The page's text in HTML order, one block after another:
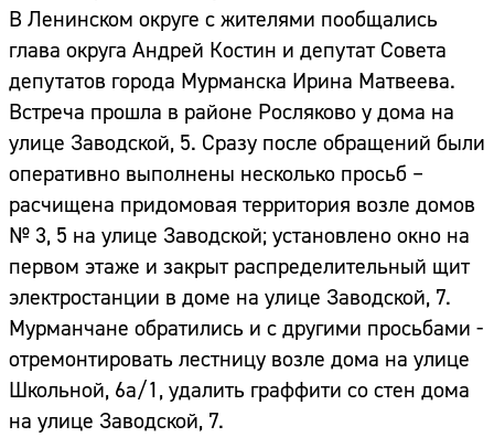
В Ленинском округе с жителями пообщались
глава округа Андрей Костин и депутат Совета
депутатов города Мурманска Ирина Матвеева.
Встреча прошла в районе Росляково у дома на
улице Заводской, 5. Сразу после обращений были
оперативно выполнены несколько просьб –
расчищена придомовая территория возле домов
№ 3, 5 на улице Заводской; установлено окно на
первом этаже и закрыт распределительный щит
электростанции в доме на улице Заводской, 7.
Мурманчане обратились и с другими просьбами -
отремонтировать лестницу возле дома на улице
Школьной, 6а/1, удалить граффити со стен дома
на улице Заводской, 7.